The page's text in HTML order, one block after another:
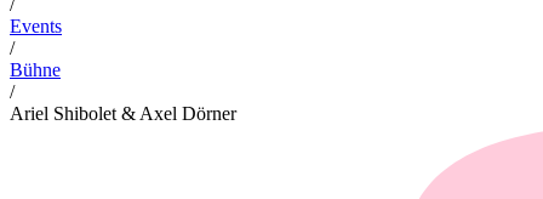
/
Events
/
Bühne
/
Ariel Shibolet & Axel Dörner